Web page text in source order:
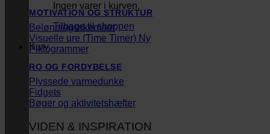
Ingen varer i kurven.
Tilbage til shoppen
Kurv
MOTIVATION OG STRUKTUR
Belønningsskemaer
Visuelle ure (Time Timer)
Piktogrammer
RO OG FORDYBELSE
Plyssede varmedunke
Fidgets
Bøger og aktivitetshæfter
VIDEN & INSPIRATION